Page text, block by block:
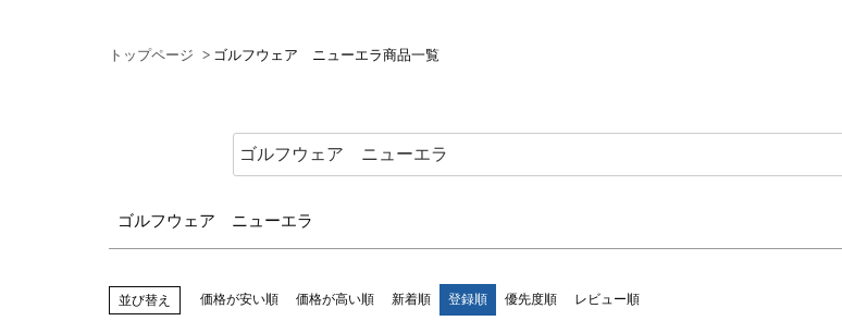
トップページ ゴルフウェア ニューエラ商品一覧
ゴルフウェア ニューエラ
22.5cm 23.0cm 23.5cm 24.0cm
検索
並び替え 価格が安い順 価格が高い順 新着順 登録順 優先度順 レビュー順